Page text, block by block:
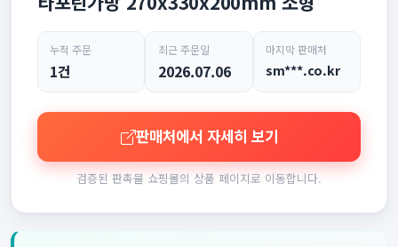
누적 주문
1건
최근 주문일
2026.07.06
마지막 판매처
sm***.co.kr
판매처에서 자세히 보기
검증된 판촉물 쇼핑몰의 상품 페이지로 이동합니다.